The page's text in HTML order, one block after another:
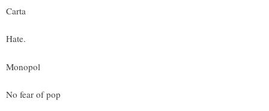
Carta
Hate.
Monopol
No fear of pop